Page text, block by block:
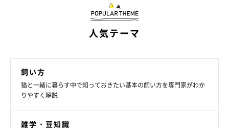
猫の行動が激しいと感じるときは、日常の中でエネルギーを発散
のおもちゃで遊ぶ時間をつくることや、高い場所に登れるスペー
スを用意することが役立つと考えられています。遊びを通して体
を動かすことで、余ったエネルギーが発散され、落ち着いた様子
人気テーマ
飼い方
猫と一緒に暮らす中で知っておきたい基本の飼い方を専門家がわか
りやすく解説
雑学・豆知識